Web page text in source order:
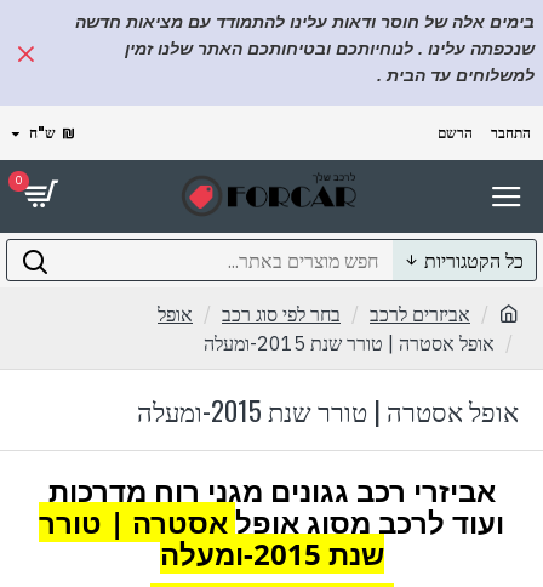
בימים אלה של חוסר ודאות עלינו להתמודד עם מציאות חדשה
שנכפתה עלינו . לנוחיותכם ובטיחותכם האתר שלנו זמין
למשלוחים עד הבית .
התחבר הרשם ₪ ש"ח
0
כל הקטגוריות
אביזרים לרכב בחר לפי סוג רכב
אופל
אופל אסטרה | טורר שנת 2015-ומעלה
אופל אסטרה | טורר שנת 2015-ומעלה
אביזרי רכב גגונים מגני רוח מדרכות
ועוד לרכב מסוג אופלאסטרה | טורר
שנת 2015-ומעלה